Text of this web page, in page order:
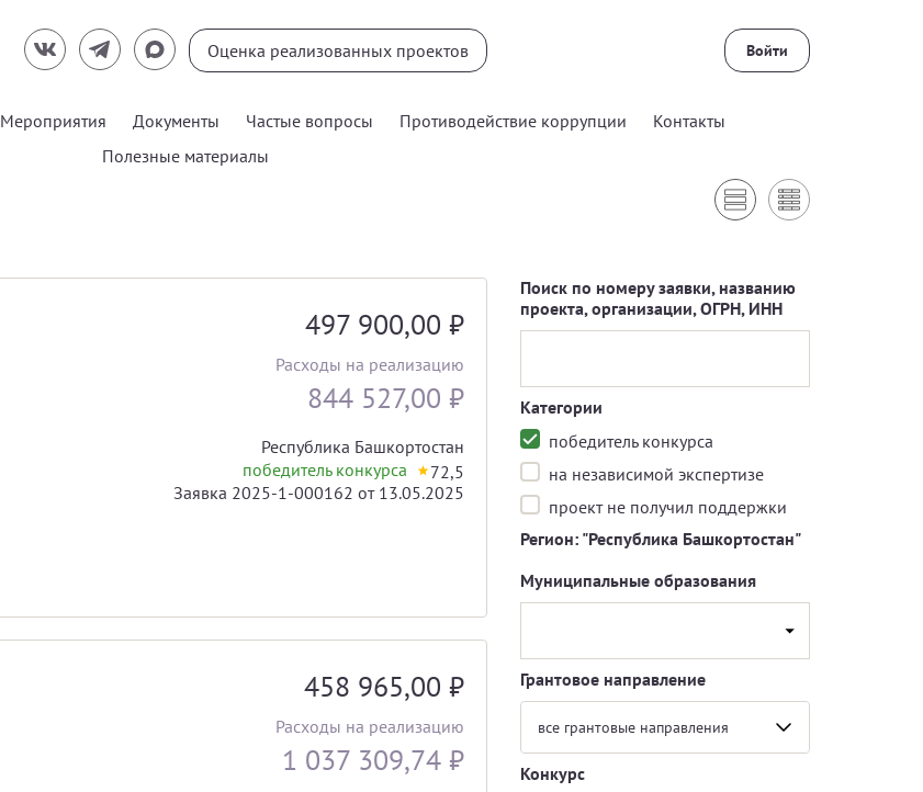
Войти
Мероприятия Документы Частые вопросы Противодействие коррупции
Контакты
Полезные материалы
Поиск по номеру заявки, названию
проекта, организации, ОГРН, ИНН
Категории
победитель конкурса
на независимой экспертизе
проект не получил поддержки
Регион: "Республика Башкортостан"
Муниципальные образования
Грантовое направление
все грантовые направления
Конкурс
497 900,00 ₽
Расходы на реализацию
844 527,00 ₽
Республика Башкортостан
победитель конкурса
72,5
Заявка 2025-1-000162 от 13.05.2025
458 965,00 ₽
Расходы на реализацию
1 037 309,74 ₽